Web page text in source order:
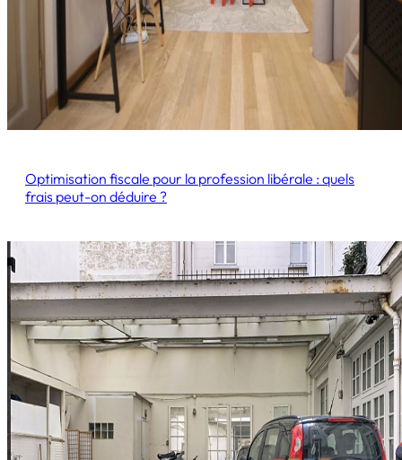
Optimisation fiscale pour la profession libérale : quels
frais peut-on déduire ?